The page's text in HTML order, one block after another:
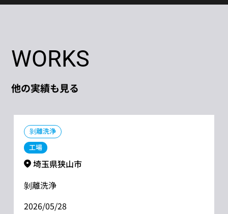
WORKS
他の実績も見る
剝離洗浄
工場
埼玉県狭山市
剝離洗浄
2026/05/28